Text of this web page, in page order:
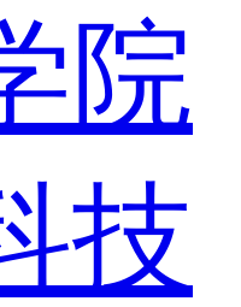
院
技